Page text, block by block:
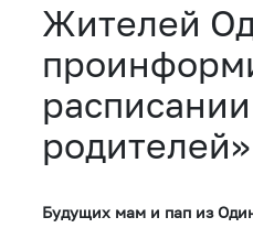
Жителей
родителей»
Будущих мам и пап из